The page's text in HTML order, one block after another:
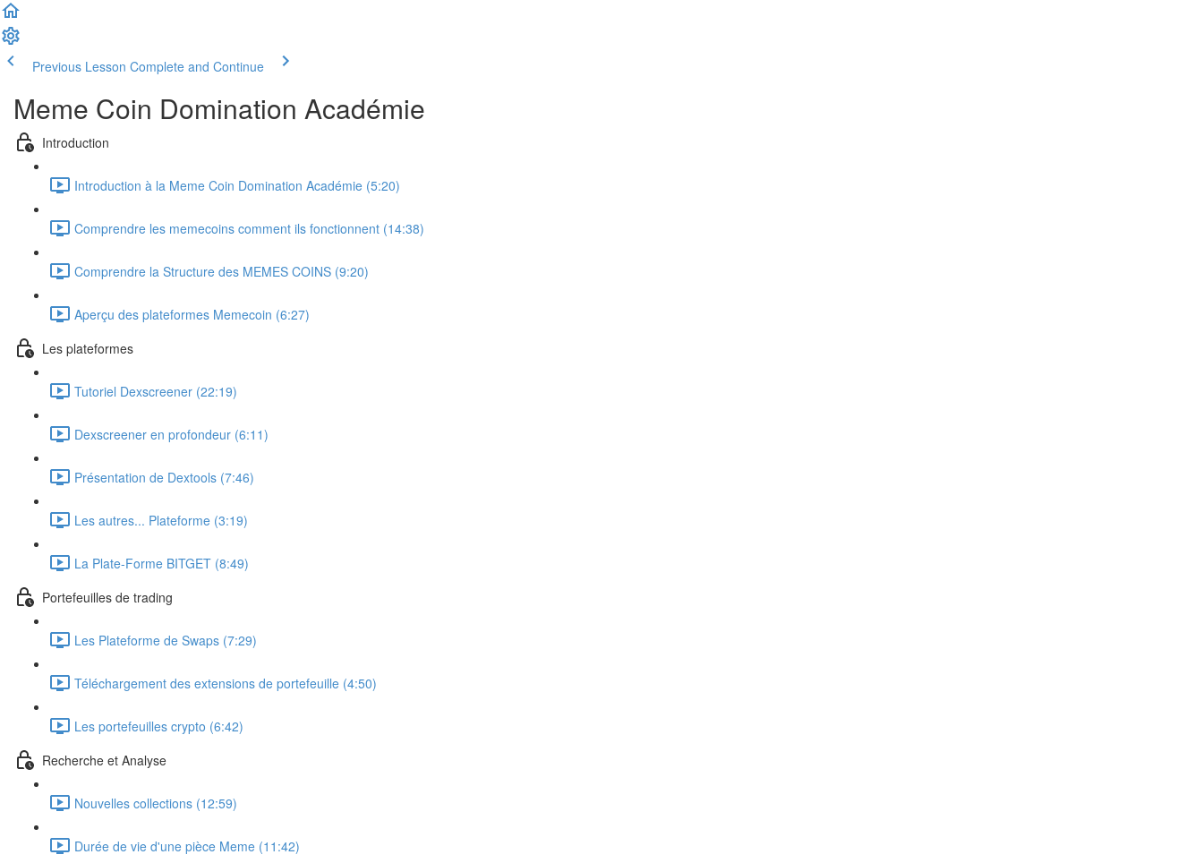
Previous Lesson Complete and Continue
Meme Coin Domination Académie
Introduction
Introduction à la Meme Coin Domination Académie (5:20)
Comprendre les memecoins comment ils fonctionnent (14:38)
Comprendre la Structure des MEMES COINS (9:20)
Aperçu des plateformes Memecoin (6:27)
Les plateformes
Tutoriel Dexscreener (22:19)
Dexscreener en profondeur (6:11)
Présentation de Dextools (7:46)
Les autres... Plateforme (3:19)
La Plate-Forme BITGET (8:49)
Portefeuilles de trading
Les Plateforme de Swaps (7:29)
Téléchargement des extensions de portefeuille (4:50)
Les portefeuilles crypto (6:42)
Recherche et Analyse
Nouvelles collections (12:59)
Durée de vie d'une pièce Meme (11:42)